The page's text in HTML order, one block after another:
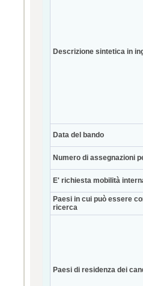
Descrizione sintetica in
Data del bando
Numero di assegnazioni
E' richiesta mobilità
Paesi in cui può essere
ricerca
Paesi di residenza dei